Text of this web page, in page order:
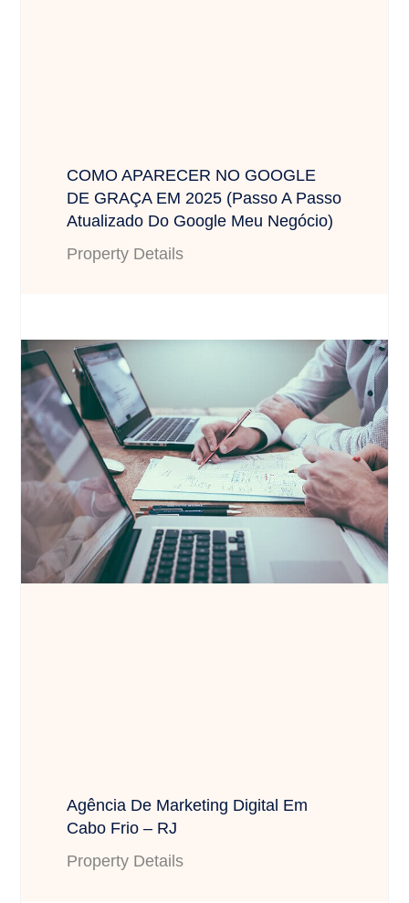
COMO APARECER NO GOOGLE
DE GRAÇA EM 2025 (Passo A Passo
Atualizado Do Google Meu Negócio)
Property Details
Agência De Marketing Digital Em
Cabo Frio – RJ
Property Details